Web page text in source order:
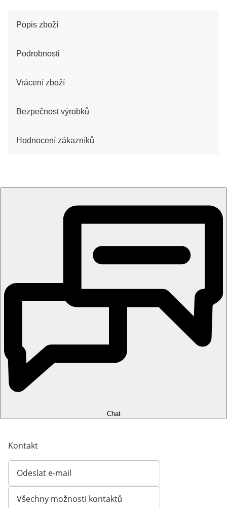
Popis zboží
Podrobnosti
Vrácení zboží
Bezpečnost výrobků
Hodnocení zákazníků
Chat
Kontakt
Odeslat e-mail
Otevírá e-mailového klienta
Všechny možnosti kontaktů